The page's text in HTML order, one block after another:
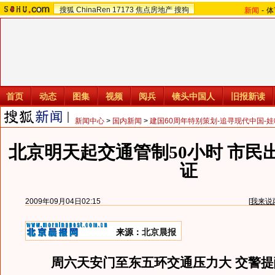
搜狐 ChinaRen 17173 焦点房地产 搜狗 新闻 -
首页 动态 图集 视频 阅兵 镜头中国人 旧报新读
新闻中心 > 国内新闻 > 建国60周年特别策划-追寻现代中国-
北京明天起交通管制50小时 市民
证
2009年09月04日02:15 [我来说
来源： 北京晨报
周六天安门至东五环交通压力大 交警